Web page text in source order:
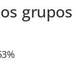
grupos